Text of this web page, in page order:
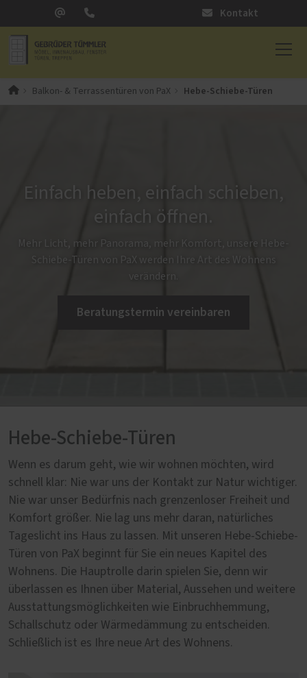
Kontakt
Balkon- & Terrassentüren von PaX Hebe-Schiebe-Türen
Einfach heben, einfach schieben,
einfach öffnen.
Mehr Licht, mehr Panorama, mehr Komfort, unsere Hebe-
Schiebe-Türen von PaX werden Ihre Art des Wohnens
verändern.
Beratungstermin vereinbaren
Hebe-Schiebe-Türen
Wenn es darum geht, wie wir wohnen möchten, wird
schnell klar: Nie war uns der Kontakt zur Natur wichtiger.
Nie war unser Bedürfnis nach grenzenloser Freiheit und
Komfort größer. Nie lag uns mehr daran, natürliches
Tageslicht ins Haus zu lassen. Mit unseren Hebe-Schiebe-
Türen von PaX beginnt für Sie ein neues Kapitel des
Wohnens. Die Hauptrolle darin spielen Sie, denn wir
überlassen es Ihnen über Material, Aussehen und weitere
Ausstattungsmöglichkeiten wie Einbruchhemmung,
Schallschutz oder Wärmedämmung zu entscheiden.
Schließlich ist es Ihre neue Art des Wohnens.